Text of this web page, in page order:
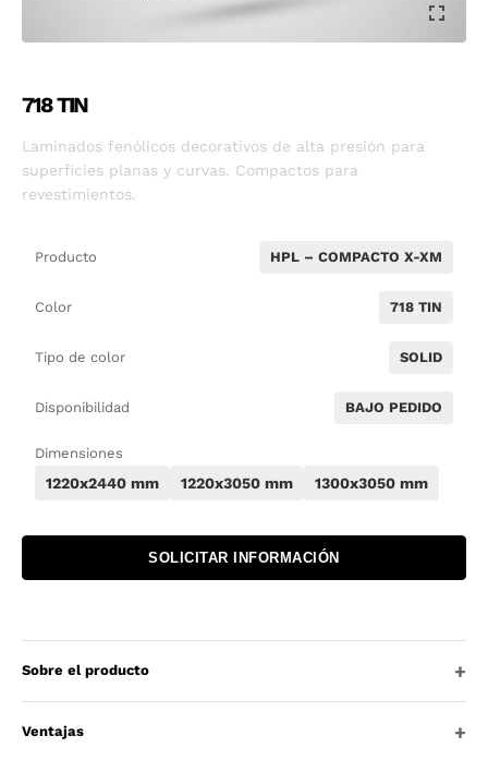
718 TIN
Laminados fenólicos decorativos de alta presión para
superficies planas y curvas. Compactos para
revestimientos.
Producto HPL – COMPACTO X-XM
Color 718 TIN
Tipo de color SOLID
Disponibilidad BAJO PEDIDO
Dimensiones
1220x2440 mm 1220x3050 mm 1300x3050 mm
SOLICITAR INFORMACIÓN
Sobre el producto
Ventajas